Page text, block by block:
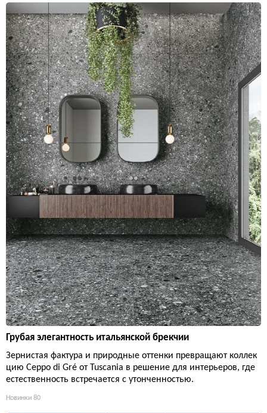
Грубая элегантность итальянской брекчии
Зернистая фактура и природные оттенки превращают коллек
цию Ceppo di Gré от Tuscania в решение для интерьеров, где
естественность встречается с утонченностью.
Новинки 80